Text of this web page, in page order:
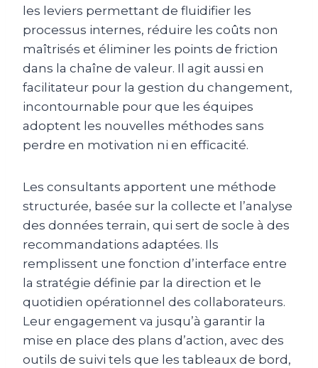
les leviers permettant de fluidifier les
processus internes, réduire les coûts non
maîtrisés et éliminer les points de friction
dans la chaîne de valeur. Il agit aussi en
facilitateur pour la gestion du changement,
incontournable pour que les équipes
adoptent les nouvelles méthodes sans
perdre en motivation ni en efficacité.
Les consultants apportent une méthode
structurée, basée sur la collecte et l’analyse
des données terrain, qui sert de socle à des
recommandations adaptées. Ils
remplissent une fonction d’interface entre
la stratégie définie par la direction et le
quotidien opérationnel des collaborateurs.
Leur engagement va jusqu’à garantir la
mise en place des plans d’action, avec des
outils de suivi tels que les tableaux de bord,